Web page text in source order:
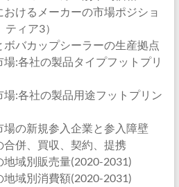
おけるメーカーの市場ポジショ
ィア3）
ボバカップシーラーの生産拠点
場:各社の製品タイプフットプリ
場:各社の製品用途フットプリン
場の新規参入企業と参入障壁
合併、買収、契約、提携
地域別販売量(2020-2031)
地域別消費額(2020-2031)